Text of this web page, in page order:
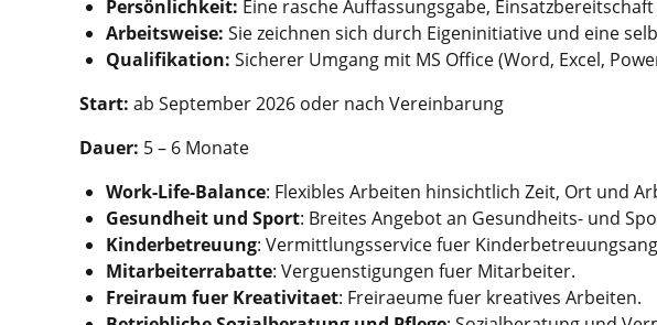
Persönlichkeit: Eine rasche Auffassungsgabe,
Arbeitsweise: Sie zeichnen sich durch Eigeninitiative und eine
Qualifikation: Sicherer Umgang mit MS Office (Word, Excel,
Start: ab September 2026 oder nach Vereinbarung
Dauer: 5 – 6 Monate
Work-Life-Balance: Flexibles Arbeiten hinsichtlich Zeit, Ort und
Gesundheit und Sport: Breites Angebot an Gesundheits- und
Kinderbetreuung: Vermittlungsservice fuer
Mitarbeiterrabatte: Verguenstigungen fuer Mitarbeiter.
Freiraum fuer Kreativitaet: Freiraeume fuer kreatives Arbeiten.